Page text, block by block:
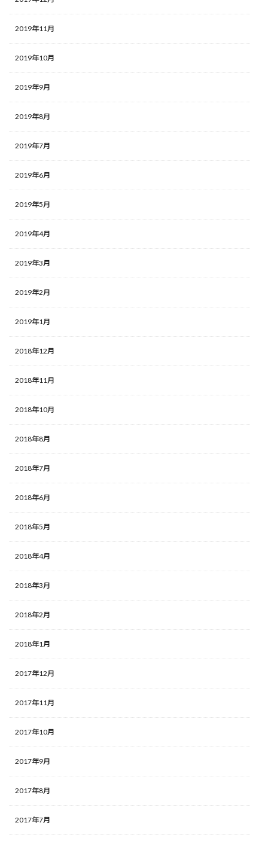
2019年11月
2019年10月
2019年9月
2019年8月
2019年7月
2019年6月
2019年5月
2019年4月
2019年3月
2019年2月
2019年1月
2018年12月
2018年11月
2018年10月
2018年8月
2018年7月
2018年6月
2018年5月
2018年4月
2018年3月
2018年2月
2018年1月
2017年12月
2017年11月
2017年10月
2017年9月
2017年8月
2017年7月